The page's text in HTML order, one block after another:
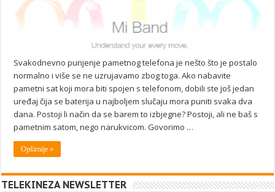
Svakodnevno punjenje pametnog telefona je nešto što je postalo
normalno i više se ne uzrujavamo zbog toga. Ako nabavite
pametni sat koji mora biti spojen s telefonom, dobili ste još jedan
uređaj čija se baterija u najboljem slučaju mora puniti svaka dva
dana. Postoji li način da se barem to izbjegne? Postoji, ali ne baš s
pametnim satom, nego narukvicom. Govorimo …
Opširnije »
TELEKINEZA NEWSLETTER